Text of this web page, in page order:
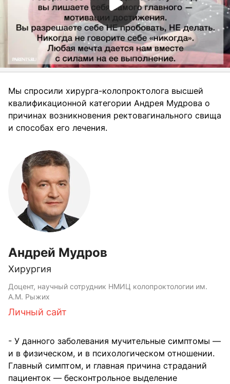
Мы спросили хирурга-колопроктолога высшей
квалификационной категории Андрея Мудрова о
причинах возникновения ректовагинального свища
и способах его лечения.
Андрей Мудров
Хирургия
Доцент, научный сотрудник НМИЦ колопроктологии им.
А.М. Рыжих
Личный сайт
- У данного заболевания мучительные симптомы —
и в физическом, и в психологическом отношении.
Главный симптом, и главная причина страданий
пациенток — бесконтрольное выделение